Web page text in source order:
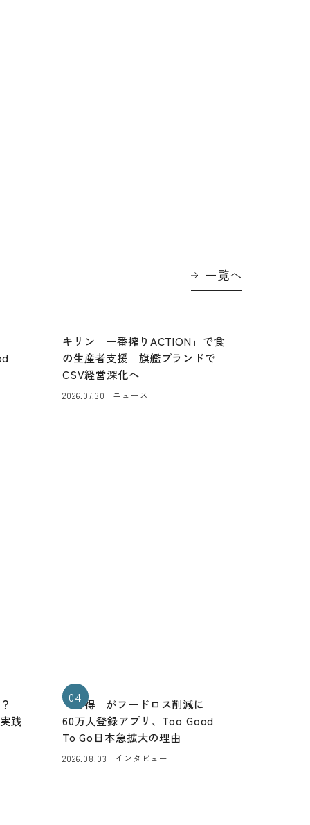
一覧へ
キリン「一番搾りACTION」で食
の生産者支援 旗艦ブランドで
CSV経営深化へ
2026.07.30 ニュース
践
04
「お得」がフードロス削減に
60万人登録アプリ、Too Good
To Go日本急拡大の理由
2026.08.03 インタビュー